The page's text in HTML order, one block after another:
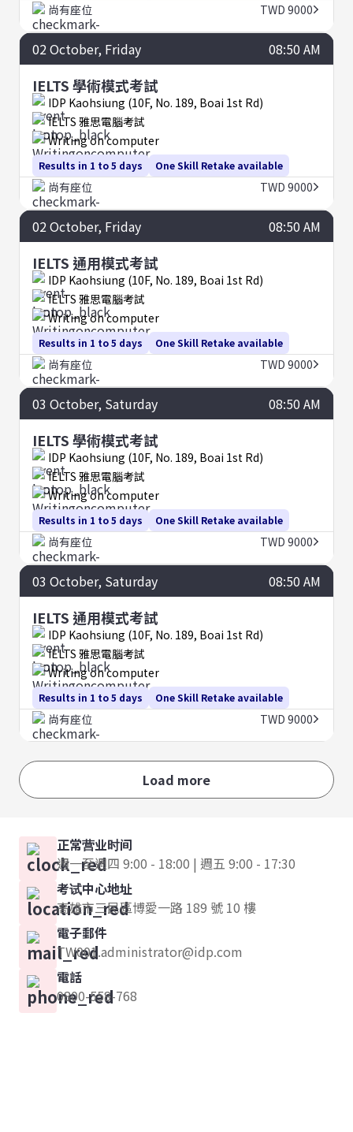
尚有座位 TWD 9000
02 October, Friday 08:50 AM
IELTS 學術模式考試
IDP Kaohsiung (10F, No. 189, Boai 1st Rd)
Results in 1 to 5 days
IELTS 雅思電腦考試
Writing on computer
One Skill Retake available
尚有座位 TWD 9000
02 October, Friday 08:50 AM
IELTS 通用模式考試
IDP Kaohsiung (10F, No. 189, Boai 1st Rd)
Results in 1 to 5 days
IELTS 雅思電腦考試
Writing on computer
One Skill Retake available
尚有座位 TWD 9000
03 October, Saturday 08:50 AM
IELTS 學術模式考試
IDP Kaohsiung (10F, No. 189, Boai 1st Rd)
Results in 1 to 5 days
IELTS 雅思電腦考試
Writing on computer
One Skill Retake available
尚有座位 TWD 9000
03 October, Saturday 08:50 AM
IELTS 通用模式考試
IDP Kaohsiung (10F, No. 189, Boai 1st Rd)
Results in 1 to 5 days
IELTS 雅思電腦考試
Writing on computer
One Skill Retake available
尚有座位 TWD 9000
Load more
正常营业时间
週一至週四 9:00 - 18:00 | 週五 9:00 - 17:30
考试中心地址
高雄市三民區博愛一路 189 號 10 樓
電子郵件
TW001.administrator@idp.com
電話
0800-558-768